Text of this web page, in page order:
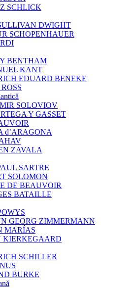
SCHLICK
DWIGHT
SCHOPENHAUER
BENTHAM
KANT
EDUARD BENEKE
SOLOVIOV
Y GASSET
d’ARAGONA
ZAVALA
SARTRE
SOLOMON
DE BEAUVOIR
BATAILLE
GEORG ZIMMERMANN
MARÍAS
KIERKEGAARD
SCHILLER
BURKE